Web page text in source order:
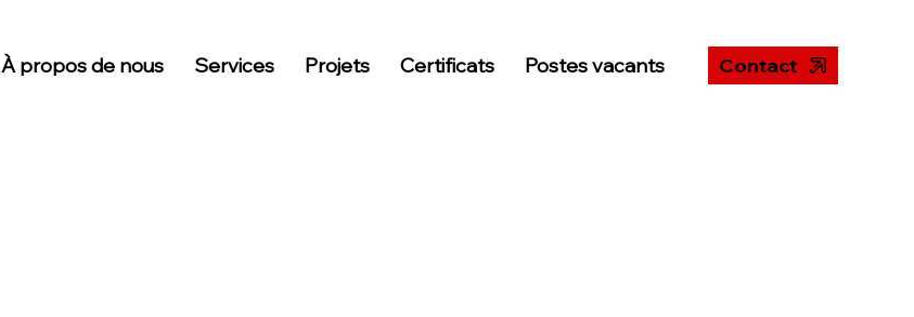
À propos de nous Services Projets Certificats Postes vacants Contact